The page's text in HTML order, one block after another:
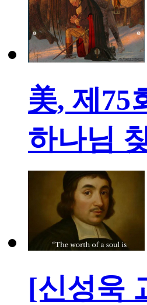
美, 제75
하나님
[신성욱